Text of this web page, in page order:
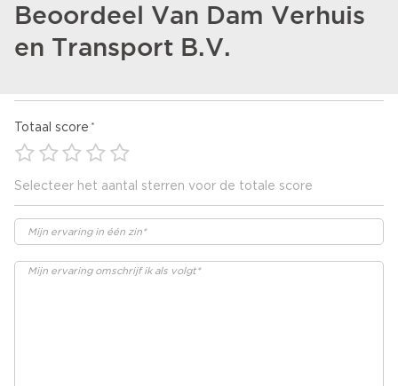
Beoordeel Van Dam Verhuis
en Transport B.V.
Totaal score
Selecteer het aantal sterren voor de totale score